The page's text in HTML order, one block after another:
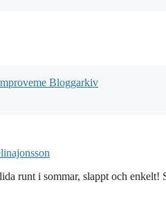
Bloggarkiv
runt i sommar, slappt och